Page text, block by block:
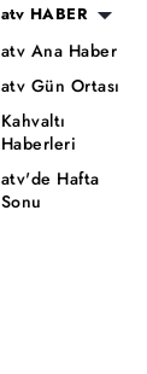
atv HABER
atv Ana Haber
atv Gün Ortası
Kahvaltı
Haberleri
atv'de Hafta
Sonu